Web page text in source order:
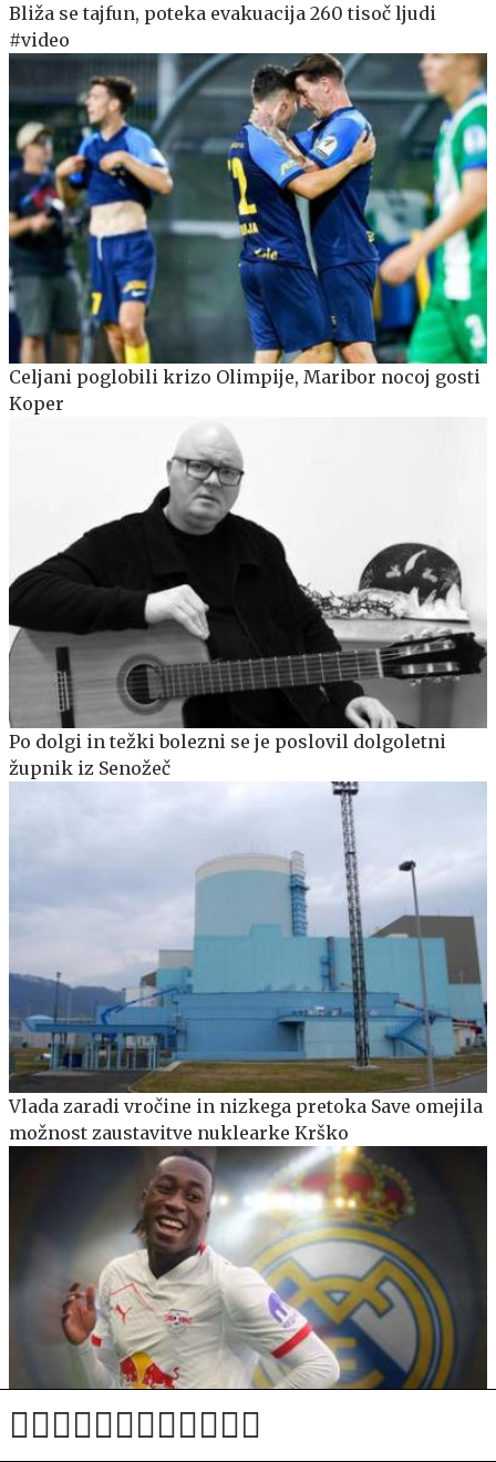
Bliža se tajfun, poteka evakuacija 260 tisoč ljudi
#video
Celjani poglobili krizo Olimpije, Maribor nocoj gosti
Koper
Po dolgi in težki bolezni se je poslovil dolgoletni
župnik iz Senožeč
Vlada zaradi vročine in nizkega pretoka Save omejila
možnost zaustavitve nuklearke Krško